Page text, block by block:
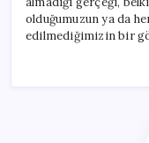
olduğumuzun ya da
edilmediğimizin bir